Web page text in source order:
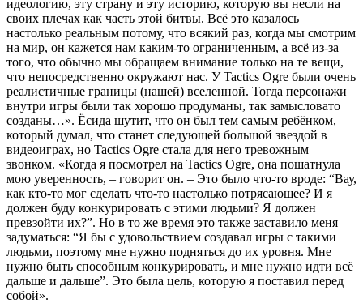
идеологию, эту страну и эту историю, которую вы несли на
своих плечах как часть этой битвы. Всё это казалось
настолько реальным потому, что всякий раз, когда мы смотрим
на мир, он кажется нам каким-то ограниченным, а всё из-за
того, что обычно мы обращаем внимание только на те вещи,
что непосредственно окружают нас. У Tactics Ogre были очень
реалистичные границы (нашей) вселенной. Тогда персонажи
внутри игры были так хорошо продуманы, так замысловато
созданы…». Ёсида шутит, что он был тем самым ребёнком,
который думал, что станет следующей большой звездой в
видеоиграх, но Tactics Ogre стала для него тревожным
звонком. «Когда я посмотрел на Tactics Ogre, она пошатнула
мою уверенность, – говорит он. – Это было что-то вроде: “Вау,
как кто-то мог сделать что-то настолько потрясающее? И я
должен буду конкурировать с этими людьми? Я должен
превзойти их?”. Но в то же время это также заставило меня
задуматься: “Я бы с удовольствием создавал игры с такими
людьми, поэтому мне нужно подняться до их уровня. Мне
нужно быть способным конкурировать, и мне нужно идти всё
дальше и дальше”. Это была цель, которую я поставил перед
собой».